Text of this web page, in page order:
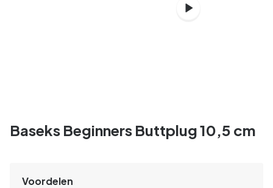
Baseks Beginners Buttplug 10,5 cm
Voordelen